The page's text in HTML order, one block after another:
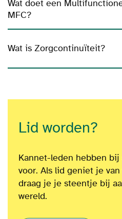
Wat doet een
MFC?
Wat is Zorgcontinuïteit?
Lid worden?
Kannet-leden hebben
voor. Als lid geniet je
draag je je steentje bij
wereld.